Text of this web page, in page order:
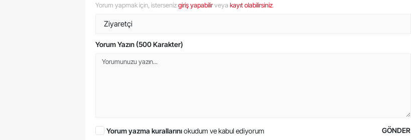
Yorum yapmak için, istersenizgiriş yapabilirveya kayıt olabilirsiniz.
Yorum Yazın (500 Karakter)
GÖNDER
Yorum yazma kurallarınıokudum ve kabul ediyorum